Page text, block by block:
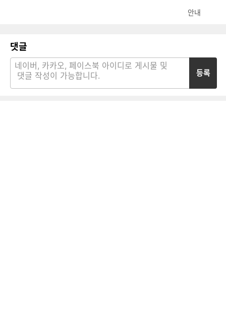
안내
댓글
등록